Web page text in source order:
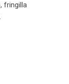
fringilla